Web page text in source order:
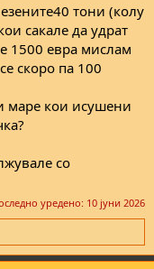
тони (колу
сакале да удрат
1500 евра мислам
скоро па 100
маре кои исушени
со
уредено: 10 јуни 2026